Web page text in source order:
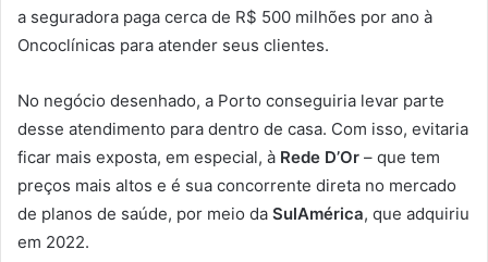
a seguradora paga cerca de R$ 500 milhões por ano à
Oncoclínicas para atender seus clientes.
No negócio desenhado, a Porto conseguiria levar parte
desse atendimento para dentro de casa. Com isso, evitaria
ficar mais exposta, em especial, à Rede D’Or – que tem
preços mais altos e é sua concorrente direta no mercado
de planos de saúde, por meio da SulAmérica, que adquiriu
em 2022.